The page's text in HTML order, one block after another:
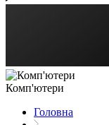
Комп'ютери
Головна